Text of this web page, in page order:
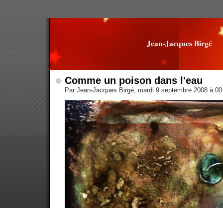
Jean-Jacques Birgé
Comme un poison dans l'eau
Par Jean-Jacques Birgé, mardi 9 septembre 2008 à